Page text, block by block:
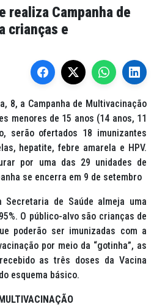
realiza Campanha de
crianças e
8, a Campanha de Multivacinação
menores de 15 anos (14 anos, 11
serão ofertados 18 imunizantes
hepatite, febre amarela e HPV.
por uma das 29 unidades de
se encerra em 9 de setembro
de Saúde almeja uma
O público-alvo são crianças de
poderão ser imunizadas com a
por meio da “gotinha”, as
as três doses da Vacina
esquema básico.